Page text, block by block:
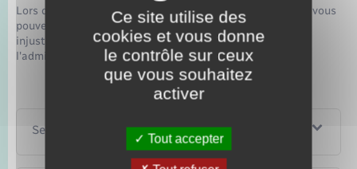
Lors d'une demande de carte d'identité ou de passeport, vous
pouvez rencontrer des difficultés que vous estimez
injustifiées. Vos moyens de recours dépendent de
l'administration qui a rejeté votre dossier.
Services en ligne et formulaires
Ce site utilise des
cookies et vous donne
le contrôle sur ceux
que vous souhaitez
activer
Tout accepter